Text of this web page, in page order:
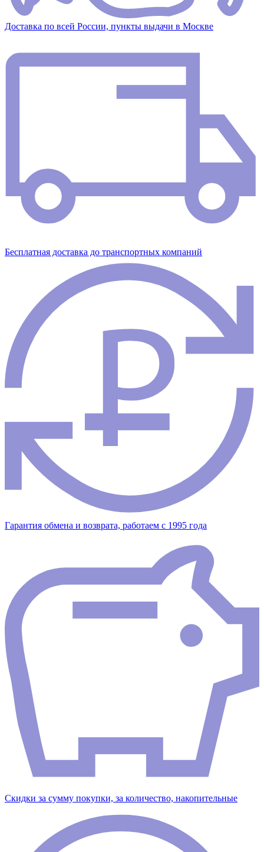
Доставка по всей России, пункты выдачи в Москве
Бесплатная доставка до транспортных компаний
Гарантия обмена и возврата, работаем с 1995 года
Скидки за сумму покупки, за количество, накопительные